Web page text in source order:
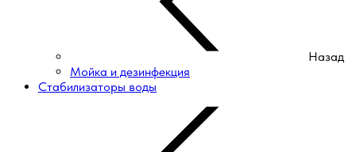
Назад
Мойка и дезинфекция
Стабилизаторы воды